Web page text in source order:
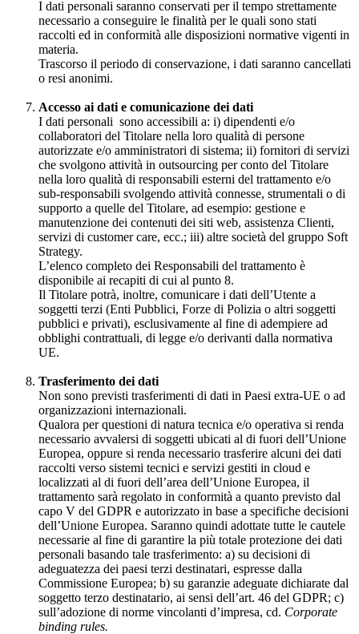
I dati personali saranno conservati per il tempo strettamente
necessario a conseguire le finalità per le quali sono stati
raccolti ed in conformità alle disposizioni normative vigenti in
materia.
Trascorso il periodo di conservazione, i dati saranno cancellati
o resi anonimi.
Accesso ai dati e comunicazione dei dati
I dati personali sono accessibili a: i) dipendenti e/o
collaboratori del Titolare nella loro qualità di persone
autorizzate e/o amministratori di sistema; ii) fornitori di servizi
che svolgono attività in outsourcing per conto del Titolare
nella loro qualità di responsabili esterni del trattamento e/o
sub-responsabili svolgendo attività connesse, strumentali o di
supporto a quelle del Titolare, ad esempio: gestione e
manutenzione dei contenuti dei siti web, assistenza Clienti,
servizi di customer care, ecc.; iii) altre società del gruppo Soft
Strategy.
L’elenco completo dei Responsabili del trattamento è
disponibile ai recapiti di cui al punto 8.
Il Titolare potrà, inoltre, comunicare i dati dell’Utente a
soggetti terzi (Enti Pubblici, Forze di Polizia o altri soggetti
pubblici e privati), esclusivamente al fine di adempiere ad
obblighi contrattuali, di legge e/o derivanti dalla normativa
UE.
Trasferimento dei dati
Non sono previsti trasferimenti di dati in Paesi extra-UE o ad
organizzazioni internazionali.
Qualora per questioni di natura tecnica e/o operativa si renda
necessario avvalersi di soggetti ubicati al di fuori dell’Unione
Europea, oppure si renda necessario trasferire alcuni dei dati
raccolti verso sistemi tecnici e servizi gestiti in cloud e
localizzati al di fuori dell’area dell’Unione Europea, il
trattamento sarà regolato in conformità a quanto previsto dal
capo V del GDPR e autorizzato in base a specifiche decisioni
dell’Unione Europea. Saranno quindi adottate tutte le cautele
necessarie al fine di garantire la più totale protezione dei dati
personali basando tale trasferimento: a) su decisioni di
adeguatezza dei paesi terzi destinatari, espresse dalla
Commissione Europea; b) su garanzie adeguate dichiarate dal
soggetto terzo destinatario, ai sensi dell’art. 46 del GDPR; c)
sull’adozione di norme vincolanti d’impresa, cd. Corporate
binding rules.